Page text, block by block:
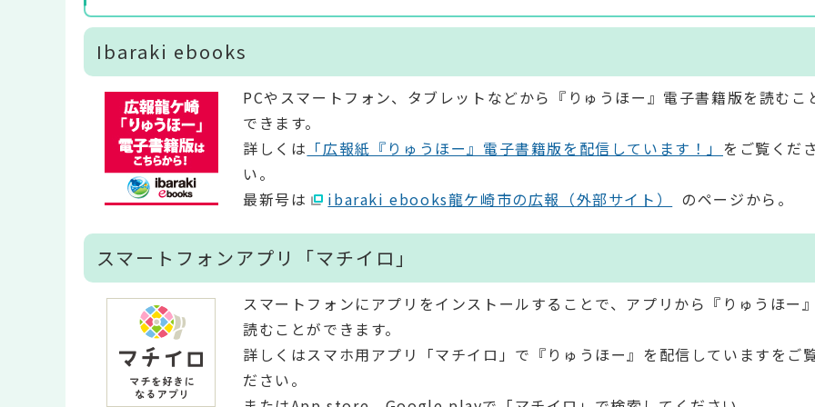
Ibaraki ebooks
PCやスマートフォン、タブレットなどから『りゅうほー』電子書籍版を読むこ
できます。
詳しくは 「広報紙『りゅうほー』電子書籍版を配信しています！」 をご覧くださ
い。
最新号は
ibaraki ebooks龍ケ崎市の広報（外部サイト） のページから。
スマートフォンアプリ「マチイロ」
スマートフォンにアプリをインストールすることで、アプリから『りゅうほー
読むことができます。
詳しくはスマホ用アプリ「マチイロ」で『りゅうほー』を配信していますをご
ださい。